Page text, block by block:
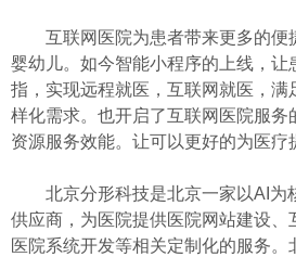
互联网医院为患者带来更多的便
婴幼儿。如今智能小程序的上线，让
指，实现远程就医，互联网就医，满
样化需求。也开启了互联网医院服务
资源服务效能。让可以更好的为医疗
北京分形科技是北京一家以AI为
供应商，为医院提供医院网站建设、
医院系统开发等相关定制化的服务